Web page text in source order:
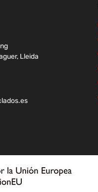
Lleida